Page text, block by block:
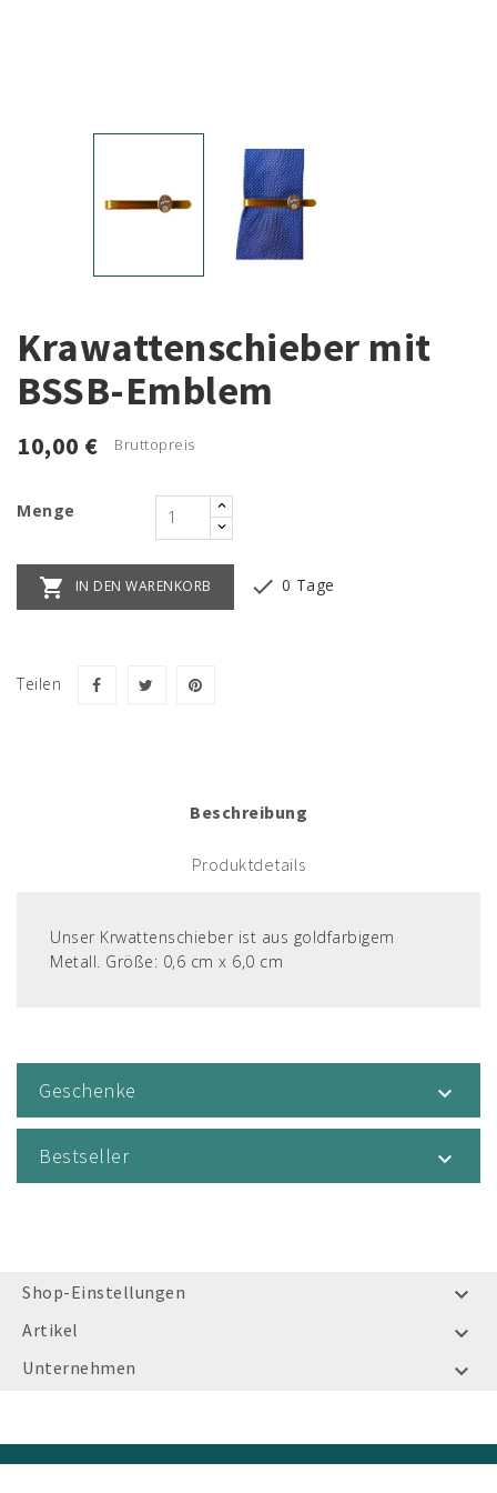
Krawattenschieber mit
BSSB-Emblem
10,00 € Bruttopreis
Menge
 IN DEN WARENKORB  0 Tage
Teilen
Beschreibung
Produktdetails
Unser Krwattenschieber ist aus goldfarbigem
Metall. Größe: 0,6 cm x 6,0 cm
Geschenke 
Bestseller 
Shop-Einstellungen 
Artikel 
Unternehmen 